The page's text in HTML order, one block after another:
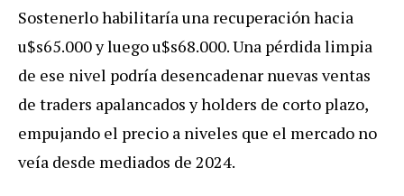
Sostenerlo habilitaría una recuperación hacia
u$s65.000 y luego u$s68.000. Una pérdida limpia
de ese nivel podría desencadenar nuevas ventas
de traders apalancados y holders de corto plazo,
empujando el precio a niveles que el mercado no
veía desde mediados de 2024.